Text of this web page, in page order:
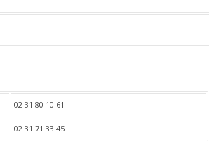
02 31 80 10 61
02 31 71 33 45